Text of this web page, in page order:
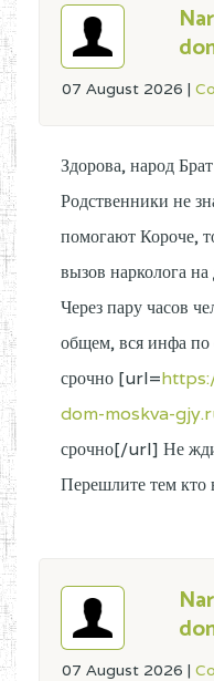
07 August 2026 |
Здорова, народ
Родственники не
помогают Короче,
вызов нарколога
Через пару часов
общем, вся инфа
срочно [url=
dom-moskva-
срочно[/url] Не
Перешлите тем кто
07 August 2026 |